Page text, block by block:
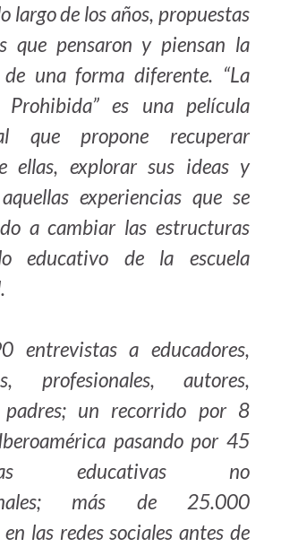
largo de los años, propuestas
que pensaron y piensan la
de una forma diferente. “La
Prohibida” es una película
que propone recuperar
ellas, explorar sus ideas y
experiencias que se
a cambiar las estructuras
educativo de la escuela
entrevistas a educadores,
profesionales, autores,
un recorrido por 8
pasando por 45
educativas no
más de 25.000
las redes sociales antes de